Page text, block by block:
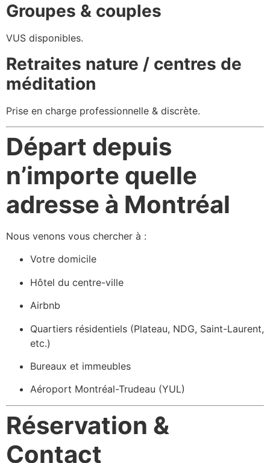
Groupes & couples
VUS disponibles.
Retraites nature / centres de
méditation
Prise en charge professionnelle & discrète.
Départ depuis
n’importe quelle
adresse à Montréal
Nous venons vous chercher à :
Votre domicile
Hôtel du centre-ville
Airbnb
Quartiers résidentiels (Plateau, NDG, Saint-Laurent,
etc.)
Bureaux et immeubles
Aéroport Montréal-Trudeau (YUL)
Réservation &
Contact